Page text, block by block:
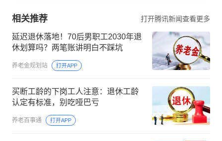
相关推荐 打开腾讯新闻查看更多
延迟退休落地！70后男职工2030年退
休划算吗？两笔账讲明白不踩坑
养老金规划站 打开APP
买断工龄的下岗工人注意：退休工龄
认定有标准，别吃哑巴亏
养老百事通 打开APP